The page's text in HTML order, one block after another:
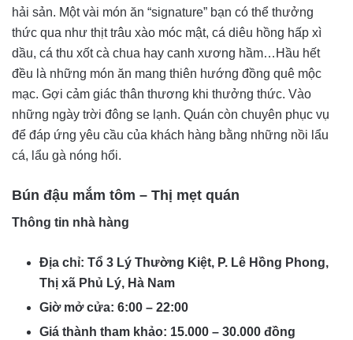
hải sản. Một vài món ăn “signature” bạn có thể thưởng
thức qua như thịt trâu xào móc mật, cá diêu hồng hấp xì
dầu, cá thu xốt cà chua hay canh xương hầm…Hầu hết
đều là những món ăn mang thiên hướng đồng quê mộc
mạc. Gợi cảm giác thân thương khi thưởng thức. Vào
những ngày trời đông se lạnh. Quán còn chuyên phục vụ
để đáp ứng yêu cầu của khách hàng bằng những nồi lẩu
cá, lẩu gà nóng hổi.
Bún đậu mắm tôm – Thị mẹt quán
Thông tin nhà hàng
Địa chỉ: Tổ 3 Lý Thường Kiệt, P. Lê Hồng Phong,
Thị xã Phủ Lý, Hà Nam
Giờ mở cửa: 6:00 – 22:00
Giá thành tham khảo: 15.000 – 30.000 đồng